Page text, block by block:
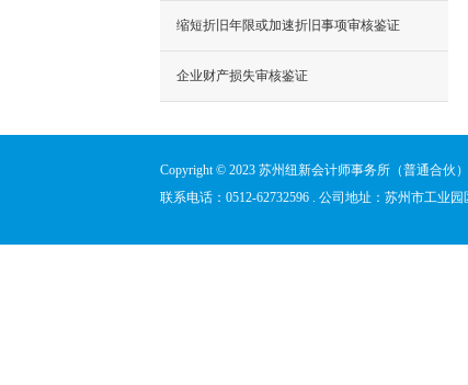
缩短折旧年限或加速折旧事项审核鉴证
企业财产损失审核鉴证
Copyright © 2023 苏州纽新会计师事务所（普通合伙
联系电话：0512-62732596 . 公司地址：苏州市工业